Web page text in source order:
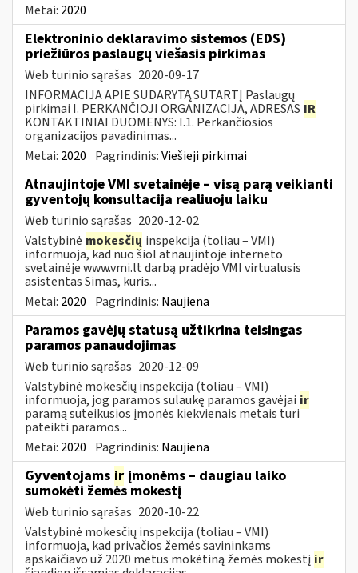
Metai: 2020
Elektroninio deklaravimo sistemos (EDS)
priežiūros paslaugų viešasis pirkimas
Web turinio sąrašas 2020-09-17
INFORMACIJA APIE SUDARYTĄ SUTARTĮ Paslaugų
pirkimai I. PERKANČIOJI ORGANIZACIJA, ADRESAS IR
KONTAKTINIAI DUOMENYS: I.1. Perkančiosios
organizacijos pavadinimas...
Metai: 2020 Pagrindinis:Viešieji pirkimai
Atnaujintoje VMI svetainėje – visą parą veikianti
gyventojų konsultacija realiuoju laiku
Web turinio sąrašas 2020-12-02
Valstybinė mokesčių inspekcija (toliau – VMI)
informuoja, kad nuo šiol atnaujintoje interneto
svetainėje www.vmi.lt darbą pradėjo VMI virtualusis
asistentas Simas, kuris...
Metai: 2020 Pagrindinis: Naujiena
Paramos gavėjų statusą užtikrina teisingas
paramos panaudojimas
Web turinio sąrašas 2020-12-09
Valstybinė mokesčių inspekcija (toliau – VMI)
informuoja, jog paramos sulaukę paramos gavėjai ir
paramą suteikusios įmonės kiekvienais metais turi
pateikti paramos...
Metai: 2020 Pagrindinis: Naujiena
Gyventojams ir įmonėms – daugiau laiko
sumokėti žemės mokestį
Web turinio sąrašas 2020-10-22
Valstybinė mokesčių inspekcija (toliau – VMI)
informuoja, kad privačios žemės savininkams
apskaičiavo už 2020 metus mokėtiną žemės mokestį ir